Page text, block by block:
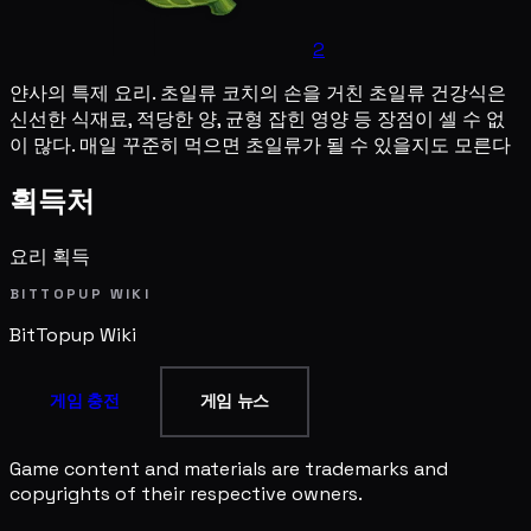
2
얀사의 특제 요리. 초일류 코치의 손을 거친 초일류 건강식은
신선한 식재료, 적당한 양, 균형 잡힌 영양 등 장점이 셀 수 없
이 많다. 매일 꾸준히 먹으면 초일류가 될 수 있을지도 모른다
획득처
요리 획득
BITTOPUP WIKI
BitTopup Wiki
게임 충전 게임 뉴스
Game content and materials are trademarks and
copyrights of their respective owners.